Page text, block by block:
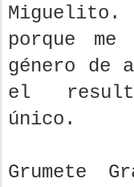
Miguelito.
porque
género de
el
único.
Grumete